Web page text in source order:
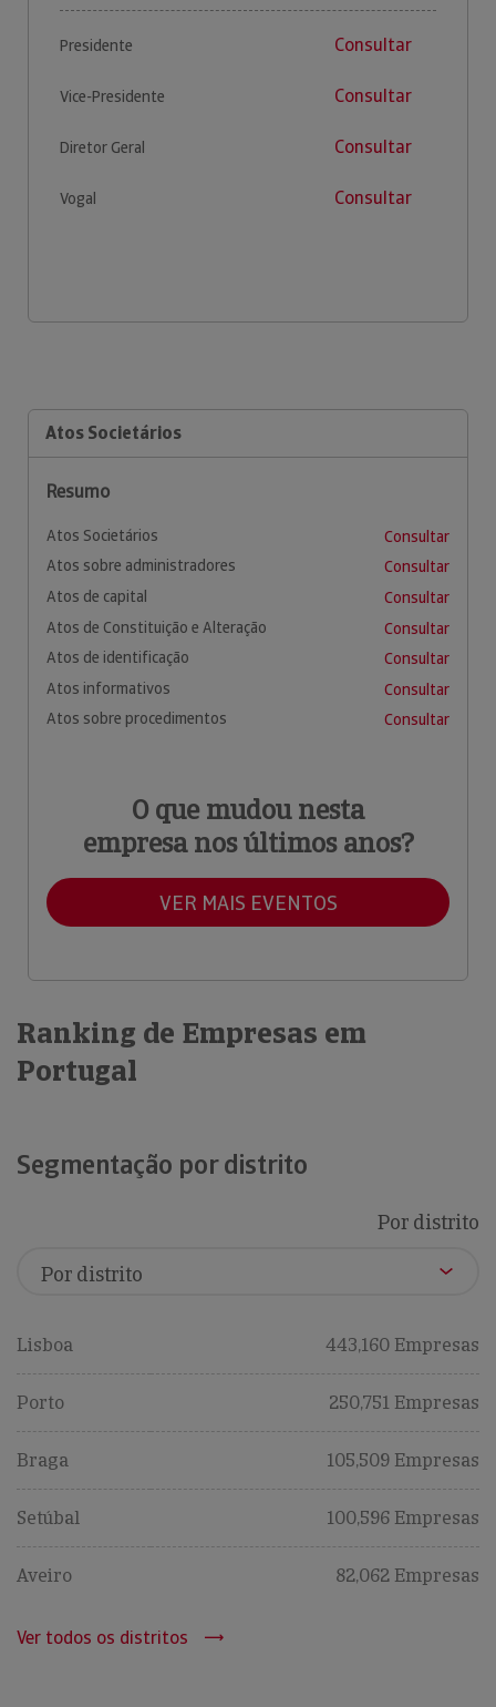
Presidente Consultar
Vice-Presidente Consultar
Diretor Geral Consultar
Vogal Consultar
Atos Societários
Resumo
Atos Societários
Consultar
Atos sobre administradores
Consultar
Atos de capital
Consultar
Atos de Constituição e Alteração
Consultar
Atos de identificação
Consultar
Atos informativos
Consultar
Atos sobre procedimentos
Consultar
O que mudou nesta
empresa nos últimos anos?
VER MAIS EVENTOS
Ranking de Empresas em
Portugal
Segmentação por distrito
Por distrito
Lisboa 443,160 Empresas
Porto 250,751 Empresas
Braga 105,509 Empresas
Setúbal 100,596 Empresas
Aveiro 82,062 Empresas
Ver todos os distritos